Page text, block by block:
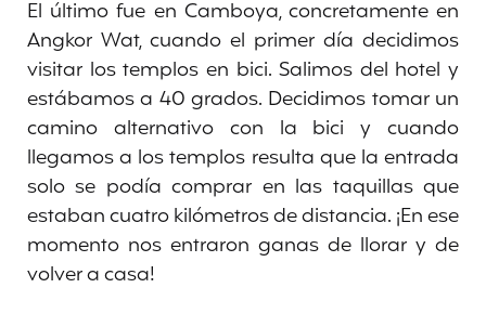
El último fue en Camboya, concretamente en
Angkor Wat, cuando el primer día decidimos
visitar los templos en bici. Salimos del hotel y
estábamos a 40 grados. Decidimos tomar un
camino alternativo con la bici y cuando
llegamos a los templos resulta que la entrada
solo se podía comprar en las taquillas que
estaban cuatro kilómetros de distancia. ¡En ese
momento nos entraron ganas de llorar y de
volver a casa!